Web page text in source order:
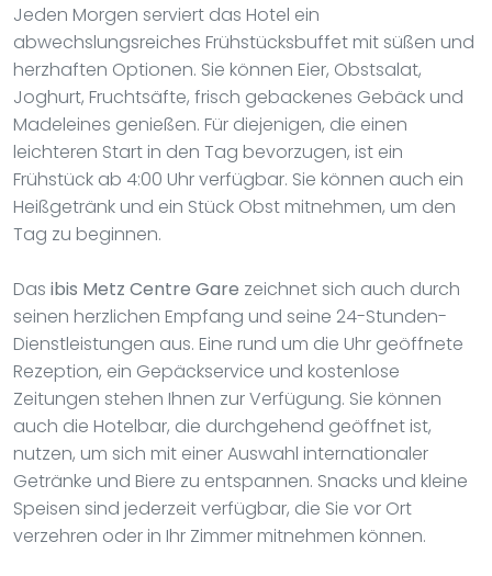
Jeden Morgen serviert das Hotel ein
abwechslungsreiches Frühstücksbuffet mit süßen und
herzhaften Optionen. Sie können Eier, Obstsalat,
Joghurt, Fruchtsäfte, frisch gebackenes Gebäck und
Madeleines genießen. Für diejenigen, die einen
leichteren Start in den Tag bevorzugen, ist ein
Frühstück ab 4:00 Uhr verfügbar. Sie können auch ein
Heißgetränk und ein Stück Obst mitnehmen, um den
Tag zu beginnen.
Das ibis Metz Centre Gare zeichnet sich auch durch
seinen herzlichen Empfang und seine 24-Stunden-
Dienstleistungen aus. Eine rund um die Uhr geöffnete
Rezeption, ein Gepäckservice und kostenlose
Zeitungen stehen Ihnen zur Verfügung. Sie können
auch die Hotelbar, die durchgehend geöffnet ist,
nutzen, um sich mit einer Auswahl internationaler
Getränke und Biere zu entspannen. Snacks und kleine
Speisen sind jederzeit verfügbar, die Sie vor Ort
verzehren oder in Ihr Zimmer mitnehmen können.